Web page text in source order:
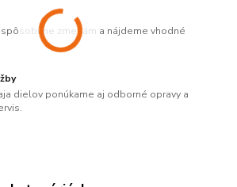
zmenám a nájdeme vhodné
dielov ponúkame aj odborné opravy a